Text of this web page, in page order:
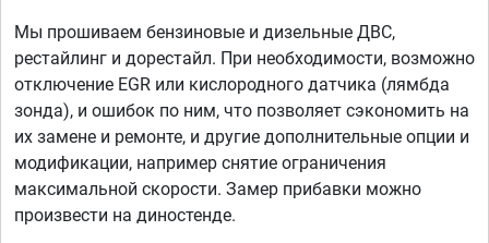
Мы прошиваем бензиновые и дизельные ДВС,
рестайлинг и дорестайл. При необходимости, возможно
отключение EGR или кислородного датчика (лямбда
зонда), и ошибок по ним, что позволяет сэкономить на
их замене и ремонте, и другие дополнительные опции и
модификации, например снятие ограничения
максимальной скорости. Замер прибавки можно
произвести на диностенде.